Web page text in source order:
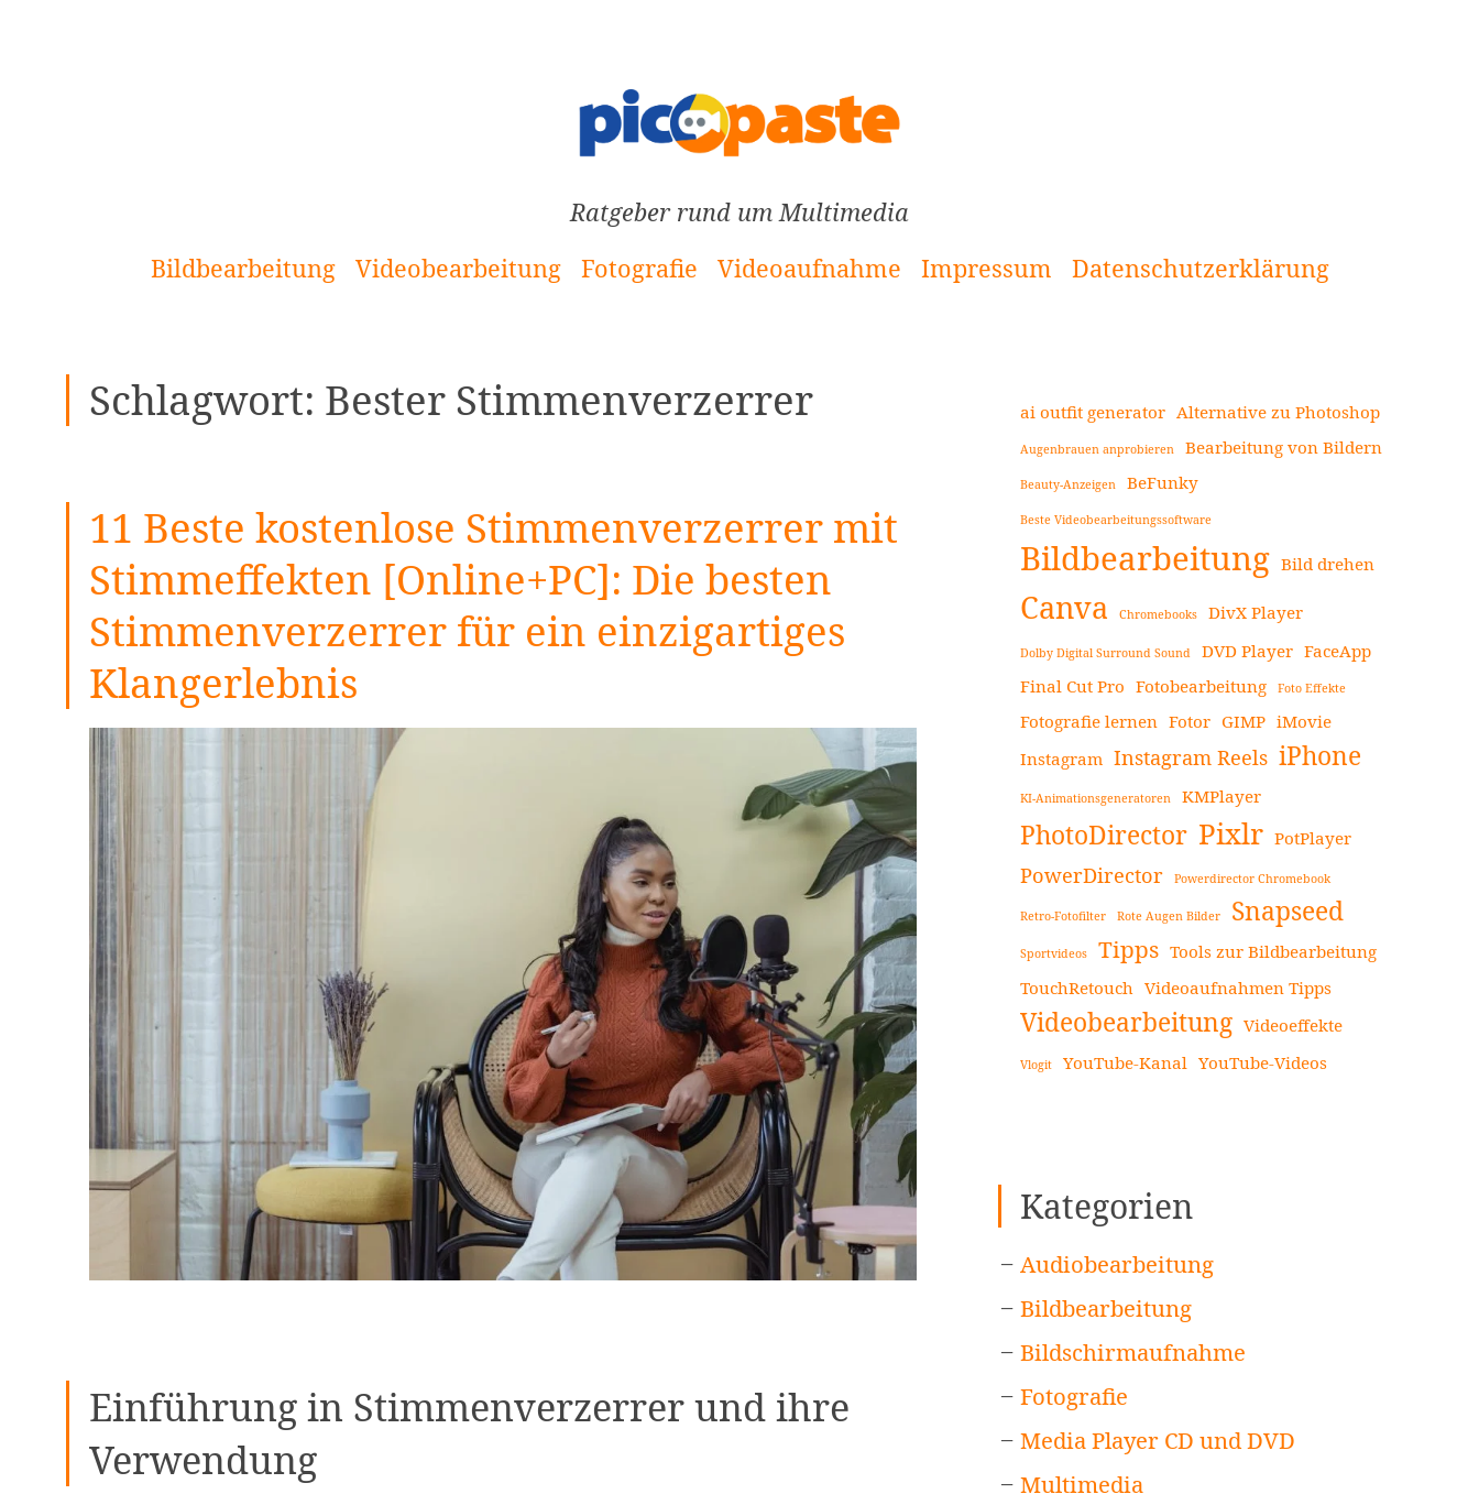
Ratgeber rund um Multimedia
Bildbearbeitung
Videobearbeitung Fotografie Videoaufnahme Impressum Datenschutzerklärung
Schlagwort: Bester Stimmenverzerrer
11 Beste kostenlose Stimmenverzerrer mit
Stimmeffekten [Online+PC]: Die besten
Stimmenverzerrer für ein einzigartiges
Klangerlebnis
Einführung in Stimmenverzerrer und ihre
Verwendung
Seitenleiste
ai outfit generator Alternative zu Photoshop
Augenbrauen anprobieren Bearbeitung von Bildern
Beauty-Anzeigen BeFunky
Beste Videobearbeitungssoftware
Bildbearbeitung Bild drehen
Canva Chromebooks DivX Player
Dolby Digital Surround Sound DVD Player FaceApp
Final Cut Pro Fotobearbeitung Foto Effekte
Fotografie lernen Fotor GIMP iMovie
Instagram Instagram Reels iPhone
KI-Animationsgeneratoren KMPlayer
PhotoDirector Pixlr PotPlayer
PowerDirector Powerdirector Chromebook
Retro-Fotofilter Rote Augen Bilder Snapseed
Sportvideos Tipps Tools zur Bildbearbeitung
TouchRetouch
Videoaufnahmen Tipps
Videobearbeitung Videoeffekte
Vlogit YouTube-Kanal YouTube-Videos
Kategorien
Audiobearbeitung
Bildbearbeitung
Bildschirmaufnahme
Fotografie
Media Player CD und DVD
Multimedia